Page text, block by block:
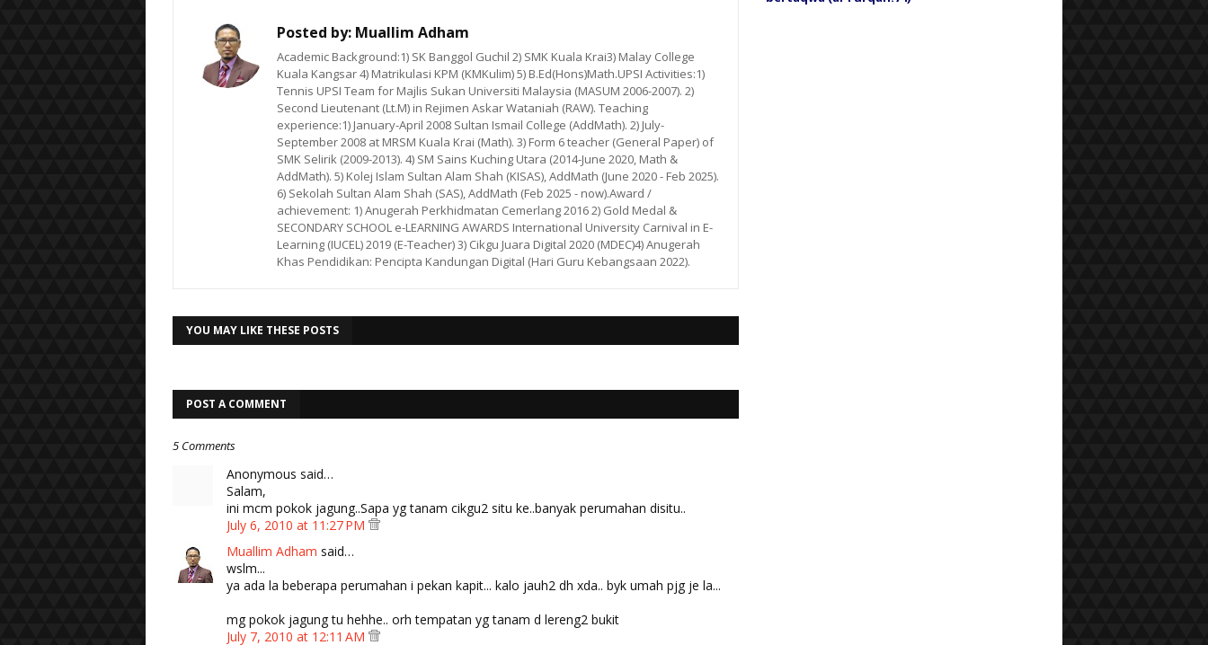
Posted by: Muallim Adham
Academic Background:1) SK Banggol Guchil 2) SMK Kuala Krai3) Malay College
Kuala Kangsar 4) Matrikulasi KPM (KMKulim) 5) B.Ed(Hons)Math.UPSI Activities:1)
Tennis UPSI Team for Majlis Sukan Universiti Malaysia (MASUM 2006-2007). 2)
Second Lieutenant (Lt.M) in Rejimen Askar Wataniah (RAW). Teaching
experience:1) January-April 2008 Sultan Ismail College (AddMath). 2) July-
September 2008 at MRSM Kuala Krai (Math). 3) Form 6 teacher (General Paper) of
SMK Selirik (2009-2013). 4) SM Sains Kuching Utara (2014-June 2020, Math &
AddMath). 5) Kolej Islam Sultan Alam Shah (KISAS), AddMath (June 2020 - Feb 2025).
6) Sekolah Sultan Alam Shah (SAS), AddMath (Feb 2025 - now).Award /
achievement: 1) Anugerah Perkhidmatan Cemerlang 2016 2) Gold Medal &
SECONDARY SCHOOL e-LEARNING AWARDS International University Carnival in E-
Learning (IUCEL) 2019 (E-Teacher) 3) Cikgu Juara Digital 2020 (MDEC)4) Anugerah
Khas Pendidikan: Pencipta Kandungan Digital (Hari Guru Kebangsaan 2022).
YOU MAY LIKE THESE POSTS
POST A COMMENT
5 Comments
Anonymous said…
Salam,
ini mcm pokok jagung..Sapa yg tanam cikgu2 situ ke..banyak perumahan disitu..
July 6, 2010 at 11:27 PM
Muallim Adham said…
wslm...
ya ada la beberapa perumahan i pekan kapit... kalo jauh2 dh xda.. byk umah pjg je la...
mg pokok jagung tu hehhe.. orh tempatan yg tanam d lereng2 bukit
July 7, 2010 at 12:11 AM